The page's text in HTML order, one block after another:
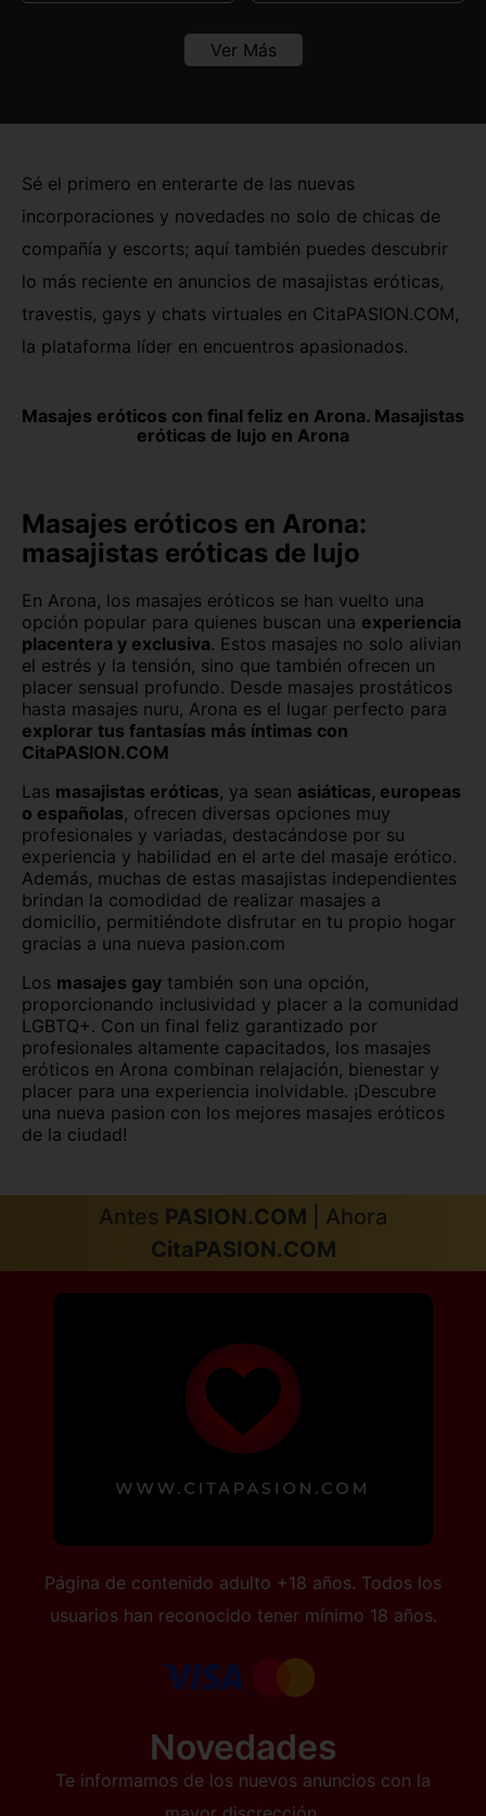
Barcelona capital
Cádiz capital Castellón capital
Córdoba capital Cuenca capital
Girona capital Granada capital
Guadalajara capital Huelva capital
Huesca capital Jaén capital
Lleida capital Logroño
Málaga capital Melilla capital
Oviedo Palencia capital
Palma de Mallorca Pamplona
Pontevedra capital Salamanca capital
San Sebastián
Santander Segovia capital
Sevilla capital Soria capital
Tarragona capital Teruel capital
Toledo capital
Valladolid capital Vitoria
Zamora capital Zaragoza capital
Ver Más
Sé el primero en enterarte de las nuevas
incorporaciones y novedades no solo de chicas de
compañía y escorts; aquí también puedes descubrir
lo más reciente en anuncios de masajistas eróticas,
travestis, gays y chats virtuales en CitaPASION.COM,
la plataforma líder en encuentros apasionados.
Masajes eróticos con final feliz en Arona. Masajistas
eróticas de lujo en Arona
Masajes eróticos en Arona:
masajistas eróticas de lujo
En Arona, los masajes eróticos se han vuelto una
opción popular para quienes buscan una experiencia
placentera y exclusiva. Estos masajes no solo alivian
el estrés y la tensión, sino que también ofrecen un
placer sensual profundo. Desde masajes prostáticos
hasta masajes nuru, Arona es el lugar perfecto para
explorar tus fantasías más íntimas con
CitaPASION.COM
Las masajistas eróticas, ya sean asiáticas, europeas
o españolas, ofrecen diversas opciones muy
profesionales y variadas, destacándose por su
experiencia y habilidad en el arte del masaje erótico.
Además, muchas de estas masajistas independientes
brindan la comodidad de realizar masajes a
domicilio, permitiéndote disfrutar en tu propio hogar
gracias a una nueva pasion.com
Los masajes gay también son una opción,
proporcionando inclusividad y placer a la comunidad
LGBTQ+. Con un final feliz garantizado por
profesionales altamente capacitados, los masajes
eróticos en Arona combinan relajación, bienestar y
placer para una experiencia inolvidable. ¡Descubre
una nueva pasion con los mejores masajes eróticos
de la ciudad!
Antes PASION.COM | Ahora
CitaPASION.COM
Página de contenido adulto +18 años. Todos los
usuarios han reconocido tener mínimo 18 años.
Novedades
Te informamos de los nuevos anuncios con la